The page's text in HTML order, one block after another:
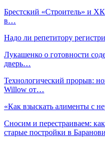
Брестский «Строитель» и
в…
Надо ли репетитору
Лукашенко о готовности
дверь…
Технологический прорыв:
Willow от…
«Как взыскать алименты с
Сносим и перестраиваем:
старые постройки в